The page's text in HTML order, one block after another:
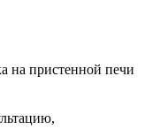
на пристенной печи